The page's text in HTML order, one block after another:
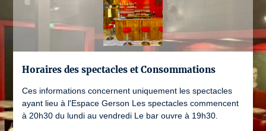
Horaires des spectacles et Consommations
Ces informations concernent uniquement les spectacles
ayant lieu à l'Espace Gerson Les spectacles commencent
à 20h30 du lundi au vendredi Le bar ouvre à 19h30.